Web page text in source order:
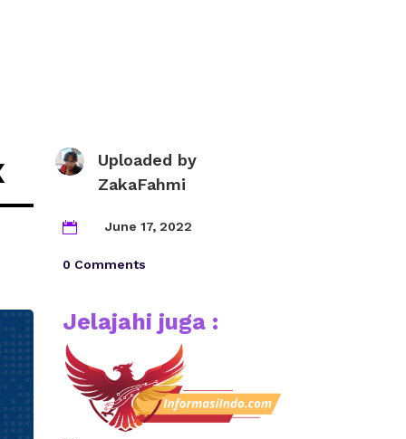
Uploaded by
ZakaFahmi
 June 17, 2022
0 Comments
Jelajahi juga :